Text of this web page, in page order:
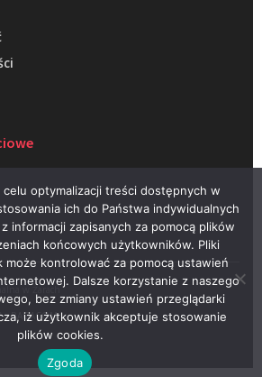
w Żarach
–RAGACOM
optymalizacji treści dostępnych w
ich do Państwa indywidualnych
informacji zapisanych za pomocą plików
końcowych użytkowników. Pliki
może kontrolować za pomocą ustawień
Dalsze korzystanie z naszego
bez zmiany ustawień przeglądarki
iż użytkownik akceptuje stosowanie
plików cookies.
Zgoda